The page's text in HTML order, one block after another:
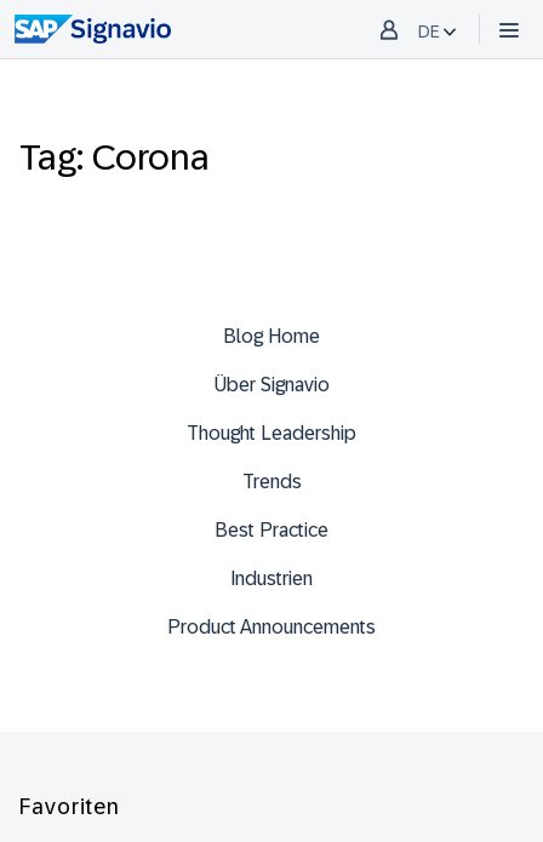
DE
Tag: Corona
Blog Home
Über Signavio
Thought Leadership
Trends
Best Practice
Industrien
Product Announcements
Favoriten